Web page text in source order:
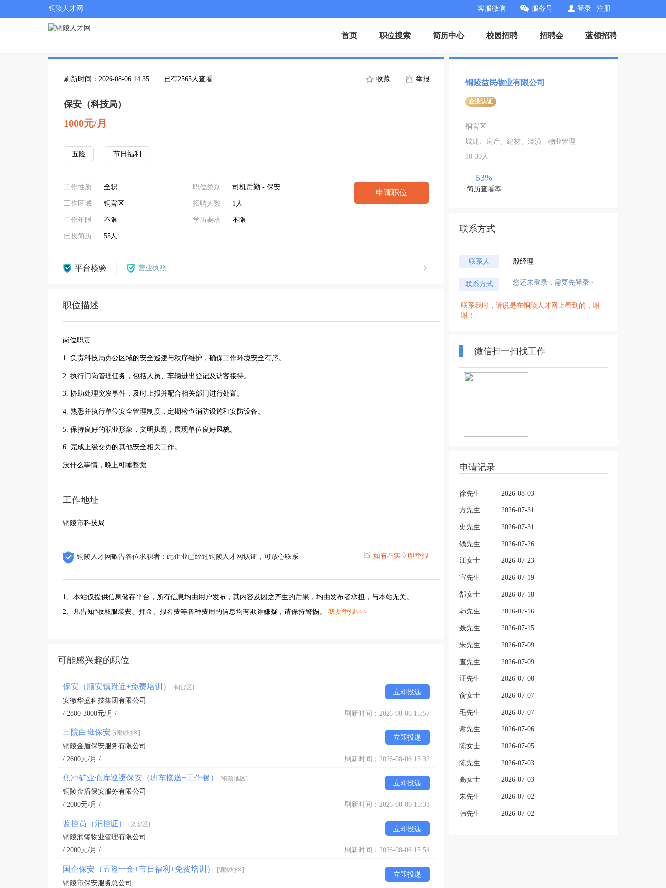
铜陵人才网 客服微信 服务号 登录 注册
首页 职位搜索 简历中心 校园招聘 招聘会 蓝领招聘
刷新时间：2026-08-06 14:35 已有2565人查看 收藏 举报
保安（科技局）
1000元/月
五险 节日福利
工作性质 全职
工作区域 铜官区
工作年限 不限
已投简历 55人
职位类别 司机后勤 - 保安
招聘人数 1人
学历要求 不限
申请职位
平台核验 营业执照
职位描述
岗位职责
1. 负责科技局办公区域的安全巡逻与秩序维护，确保工作环境安全有序。
2. 执行门岗管理任务，包括人员、车辆进出登记及访客接待。
3. 协助处理突发事件，及时上报并配合相关部门进行处置。
4. 熟悉并执行单位安全管理制度，定期检查消防设施和安防设备。
5. 保持良好的职业形象，文明执勤，展现单位良好风貌。
6. 完成上级交办的其他安全相关工作。
没什么事情，晚上可睡整觉
工作地址
铜陵市科技局
铜陵人才网敬告各位求职者：此企业已经过铜陵人才网认证，可放心联系 如有不实立即举报
1、本站仅提供信息储存平台，所有信息均由用户发布，其内容及因之产生的后果，均由发布者承担，与本站无关。
2、凡告知“收取服装费、押金、报名费等各种费用的信息均有欺诈嫌疑，请保持警惕。 我要举报>>>
可能感兴趣的职位
保安（顺安镇附近+免费培训） [铜官区]
立即投递
安徽华盛科技集团有限公司
/ 2800-3000元/月 /
刷新时间：2026-08-06 15:57
三院白班保安 [铜陵地区]
立即投递
铜陵金盾保安服务有限公司
/ 2600元/月 /
刷新时间：2026-08-06 15:32
焦冲矿业仓库巡逻保安（班车接送+工作餐） [铜陵地区]
立即投递
铜陵金盾保安服务有限公司
/ 2000元/月 /
刷新时间：2026-08-06 15:33
监控员（消控证） [义安区]
立即投递
铜陵润玺物业管理有限公司
/ 2000元/月 /
刷新时间：2026-08-06 15:54
国企保安（五险一金+节日福利+免费培训） [铜陵地区]
立即投递
铜陵市保安服务总公司
铜陵益民物业有限公司
企业认证
铜官区
城建、房产、建材、装潢 - 物业管理
10-30人
53%
简历查看率
联系方式
联系人 殷经理
联系方式 您还未登录，需要先登录~
联系我时，请说是在铜陵人才网上看到的，谢
谢！
微信扫一扫找工作
申请记录
徐先生 2026-08-03
方先生 2026-07-31
史先生 2026-07-31
钱先生 2026-07-26
江女士 2026-07-23
宣先生 2026-07-19
郜女士 2026-07-18
韩先生 2026-07-16
聂先生 2026-07-15
朱先生 2026-07-09
查先生 2026-07-09
汪先生 2026-07-08
俞女士 2026-07-07
毛先生 2026-07-07
谢先生 2026-07-06
陈女士 2026-07-05
陈先生 2026-07-03
高女士 2026-07-03
朱先生 2026-07-02
韩先生 2026-07-02